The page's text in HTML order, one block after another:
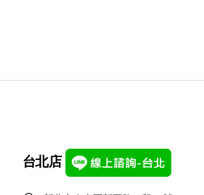
台北店